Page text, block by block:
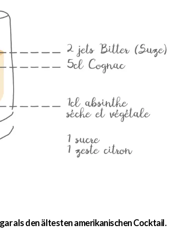
als den ältesten amerikanischen Cocktail.